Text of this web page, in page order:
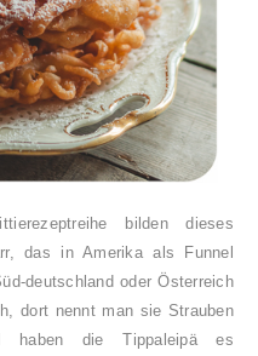
bilden dieses
das in Amerika als Funnel
deutschland oder Österreich
dort nennt man sie Strauben
haben die Tippaleipä es